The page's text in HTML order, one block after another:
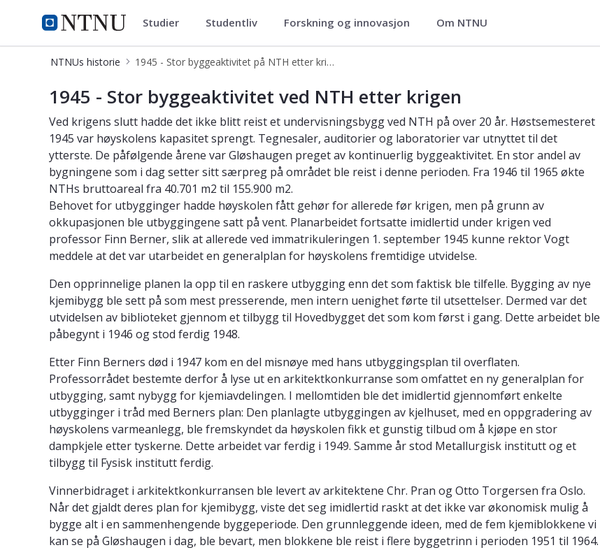
NTNU Hjemmeside
ntnu.no Studier Studentliv Forskning og innovasjon Om NTNU
NTNUs historie 1945 - Stor byggeaktivitet på NTH etter krigen
1945 - Stor byggeaktivitet på NTH etter krigen
1945 - Stor byggeaktivitet ved NTH etter krigen
Ved krigens slutt hadde det ikke blitt reist et undervisningsbygg ved NTH på over 20 år. Høstsemesteret
1945 var høyskolens kapasitet sprengt. Tegnesaler, auditorier og laboratorier var utnyttet til det
ytterste. De påfølgende årene var Gløshaugen preget av kontinuerlig byggeaktivitet. En stor andel av
bygningene som i dag setter sitt særpreg på området ble reist i denne perioden. Fra 1946 til 1965 økte
NTHs bruttoareal fra 40.701 m2 til 155.900 m2.
Behovet for utbygginger hadde høyskolen fått gehør for allerede før krigen, men på grunn av
okkupasjonen ble utbyggingene satt på vent. Planarbeidet fortsatte imidlertid under krigen ved
professor Finn Berner, slik at allerede ved immatrikuleringen 1. september 1945 kunne rektor Vogt
meddele at det var utarbeidet en generalplan for høyskolens fremtidige utvidelse.
Den opprinnelige planen la opp til en raskere utbygging enn det som faktisk ble tilfelle. Bygging av nye
kjemibygg ble sett på som mest presserende, men intern uenighet førte til utsettelser. Dermed var det
utvidelsen av biblioteket gjennom et tilbygg til Hovedbygget det som kom først i gang. Dette arbeidet ble
påbegynt i 1946 og stod ferdig 1948.
Etter Finn Berners død i 1947 kom en del misnøye med hans utbyggingsplan til overflaten.
Professorrådet bestemte derfor å lyse ut en arkitektkonkurranse som omfattet en ny generalplan for
utbygging, samt nybygg for kjemiavdelingen. I mellomtiden ble det imidlertid gjennomført enkelte
utbygginger i tråd med Berners plan: Den planlagte utbyggingen av kjelhuset, med en oppgradering av
høyskolens varmeanlegg, ble fremskyndet da høyskolen fikk et gunstig tilbud om å kjøpe en stor
dampkjele etter tyskerne. Dette arbeidet var ferdig i 1949. Samme år stod Metallurgisk institutt og et
tilbygg til Fysisk institutt ferdig.
Vinnerbidraget i arkitektkonkurransen ble levert av arkitektene Chr. Pran og Otto Torgersen fra Oslo.
Når det gjaldt deres plan for kjemibygg, viste det seg imidlertid raskt at det ikke var økonomisk mulig å
bygge alt i en sammenhengende byggeperiode. Den grunnleggende ideen, med de fem kjemiblokkene vi
kan se på Gløshaugen i dag, ble bevart, men blokkene ble reist i flere byggetrinn i perioden 1951 til 1964.